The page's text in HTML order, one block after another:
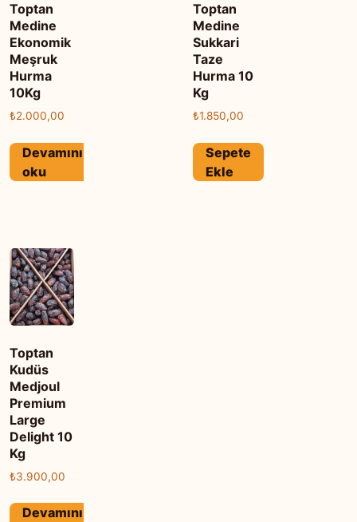
Toptan
Medine
Ekonomik
Meşruk
Hurma
10Kg
₺2.000,00
Devamını
oku
Toptan
Medine
Sukkari
Taze
Hurma 10
Kg
₺1.850,00
Sepete
Ekle
Toptan
Kudüs
Medjoul
Premium
Large
Delight 10
Kg
₺3.900,00
Devamını